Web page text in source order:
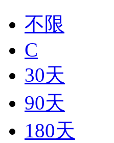
不限
C
30天
90天
180天